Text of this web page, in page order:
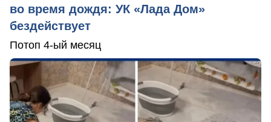
во время дождя: УК «Лада Дом»
бездействует
Потоп 4-ый месяц